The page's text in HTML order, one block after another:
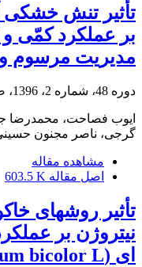
تأثیر تنش
بر عملکرد کمّی
مدیریت مرسوم
دوره 48، شماره 2، 1396، صفحه
ایوب فصاحت، محمدرضا
گرجی، ناصر مجنون
مشاهده مقاله
اصل مقاله 603.5 K
تأثیر روش‬های
نیتروژن بر
ای (Sorghum bicolor L)